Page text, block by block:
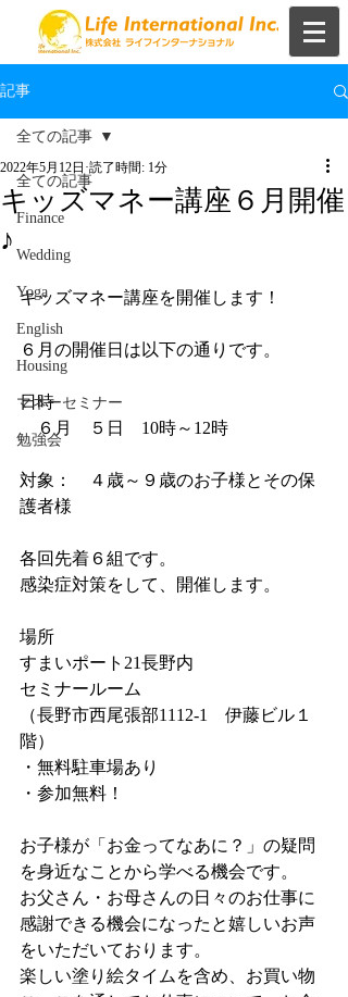
記事
全ての記事
Finance
Wedding
Yoga
English
Housing
マネーセミナー
勉強会
全ての記事
キッズマネー講座６月開催
♪
2022年5月12日 読了時間: 1分
キッズマネー講座を開催します！
６月の開催日は以下の通りです。
日時
６月　５日　10時～12時
対象：　４歳～９歳のお子様とその保
護者様
各回先着６組です。
感染症対策をして、開催します。
場所
すまいポート21長野内
セミナールーム
（長野市西尾張部1112-1　伊藤ビル１
階）
・無料駐車場あり
・参加無料！
お子様が「お金ってなあに？」の疑問
を身近なことから学べる機会です。
お父さん・お母さんの日々のお仕事に
感謝できる機会になったと嬉しいお声
をいただいております。
楽しい塗り絵タイムを含め、お買い物